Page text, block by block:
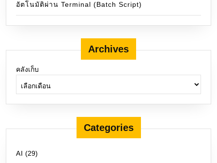
อัตโนมัติผ่าน Terminal (Batch Script)
Archives
คลังเก็บ
Categories
AI (29)